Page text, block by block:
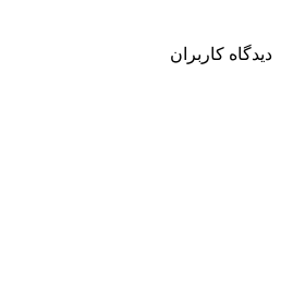
دیدگاه کاربران